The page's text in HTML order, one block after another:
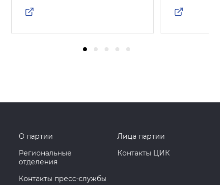
О партии
Лица партии
Региональные
отделения
Контакты ЦИК
Контакты пресс-службы